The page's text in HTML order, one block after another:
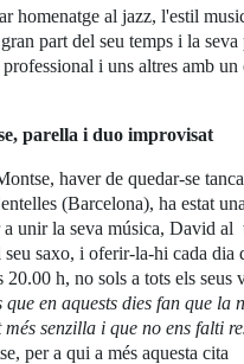
homenatge al jazz, l'estil
part del seu temps i la seva
i uns altres amb un
parella i duo improvisat
haver de quedar-se
(Barcelona), ha estat una
a unir la seva música, David al
saxo, i oferir-la-hi cada dia
20.00 h, no sols a tots els seus
que en aquests dies fan que la
senzilla i que no ens falti
per a qui a més aquesta cita